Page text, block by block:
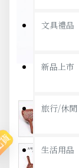
文具禮品
新品上市
旅行/休閒
生活用品